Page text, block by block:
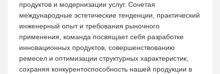
продуктов и модернизации услуг. Сочетая
международные эстетические тенденции, практический
инженерный опыт и требования рыночного
применения, команда посвящает себя разработке
инновационных продуктов, совершенствованию
ремесел и оптимизации структурных характеристик,
сохраняя конкурентоспособность нашей продукции в